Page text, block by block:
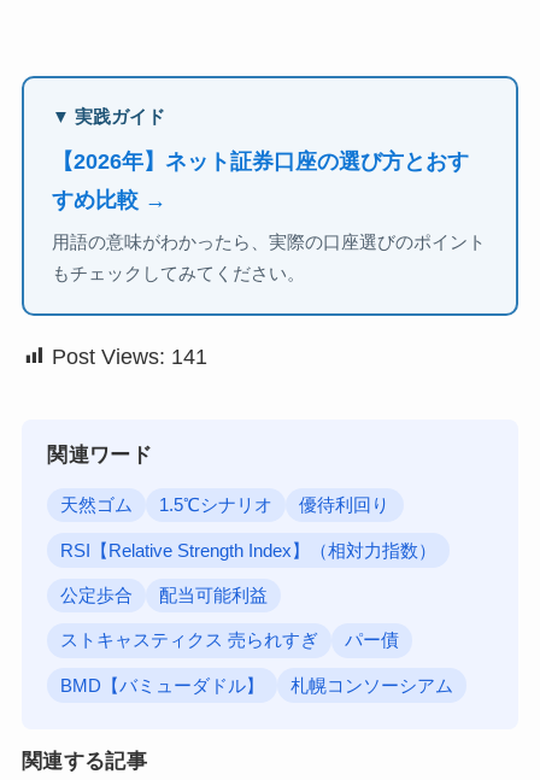
▼ 実践ガイド
【2026年】ネット証券口座の選び方とおす
すめ比較 →
用語の意味がわかったら、実際の口座選びのポイント
もチェックしてみてください。
Post Views: 141
関連ワード
天然ゴム 1.5℃シナリオ 優待利回り
RSI【Relative Strength Index】（相対力指数）
公定歩合 配当可能利益
ストキャスティクス 売られすぎ パー債
BMD【バミューダドル】 札幌コンソーシアム
関連する記事